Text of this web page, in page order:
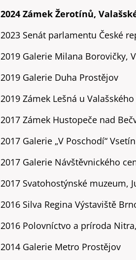
2024 Zámek Žerotínů,
2023 Senát parlamentu České
2019 Galerie Milana Borovičky,
2019 Galerie Duha Prostějov
2019 Zámek Lešná u
2017 Zámek Hustopeče nad
2017 Galerie „V Poschodí“ Vsetín
2017 Galerie Návštěvnického
2017 Svatohostýnské muzeum,
2016 Silva Regina Výstaviště
2016 Polovníctvo a príroda
2014 Galerie Metro Prostějov